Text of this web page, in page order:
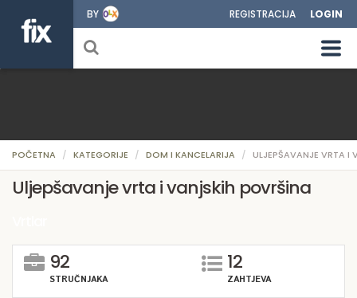
BY REGISTRACIJA LOGIN
POČETNA KATEGORIJE DOM I KANCELARIJA ULJEPŠAVANJE VRTA I
Uljepšavanje vrta i vanjskih površina
92
STRUČNJAKA
12
ZAHTJEVA